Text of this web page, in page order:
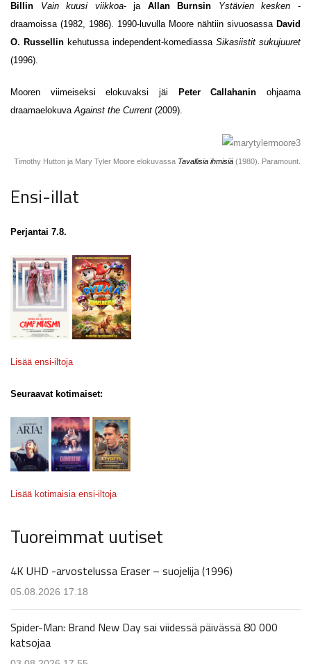
Billin Vain kuusi viikkoa- ja Allan Burnsin Ystävien kesken-
draamoissa (1982, 1986). 1990-luvulla Moore nähtiin sivuosassaDavid
O. Russellin kehutussa independent-komediassa Sikasiistit sukujuuret
(1996).
Mooren viimeiseksi elokuvaksi jäi Peter Callahaninohjaama
draamaelokuvaAgainst the Current (2009).
Timothy Hutton ja Mary Tyler Moore elokuvassa Tavallisia ihmisiä (1980). Paramount.
Ensi-illat
Perjantai 7.8.
Lisää ensi-iltoja
Seuraavat kotimaiset:
Lisää kotimaisia ensi-iltoja
Tuoreimmat uutiset
4K UHD -arvostelussa Eraser – suojelija (1996)
05.08.2026 17.18
Spider-Man: Brand New Day sai viidessä päivässä 80 000
katsojaa